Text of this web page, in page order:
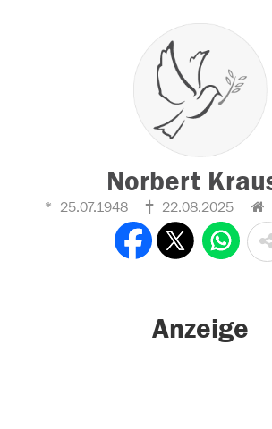
Norbert
25.07.1948 22.08.2025
Anzeige